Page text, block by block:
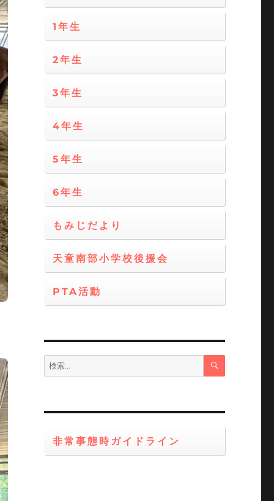
1年生
2年生
3年生
4年生
5年生
6年生
もみじだより
天童南部小学校後援会
PTA活動
検
索:
検
非常事態時ガイドライン